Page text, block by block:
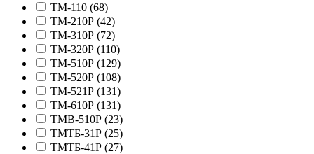
ТМ-110 (68)
ТМ-210Р (42)
ТМ-310Р (72)
ТМ-320Р (110)
ТМ-510Р (129)
ТМ-520Р (108)
ТМ-521Р (131)
ТМ-610Р (131)
ТМВ-510Р (23)
ТМТБ-31Р (25)
ТМТБ-41Р (27)